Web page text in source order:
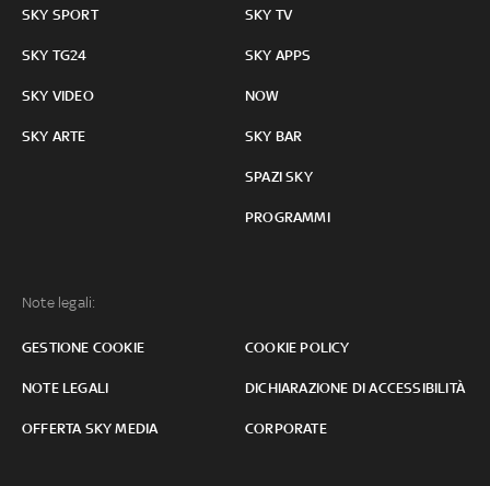
SKY SPORT
SKY TG24
SKY VIDEO
SKY ARTE
SKY TV
SKY APPS
NOW
SKY BAR
SPAZI SKY
PROGRAMMI
Note legali:
GESTIONE COOKIE COOKIE POLICY
NOTE LEGALI DICHIARAZIONE DI ACCESSIBILITÀ
OFFERTA SKY MEDIA CORPORATE